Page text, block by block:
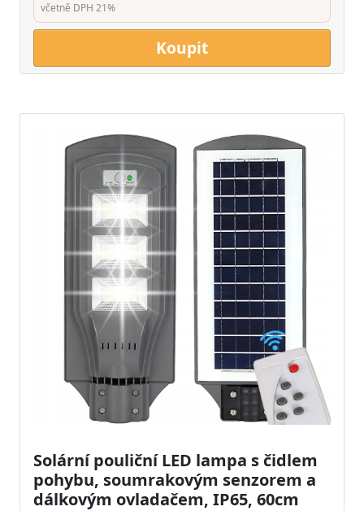
včetně DPH 21%
Koupit
Solární pouliční LED lampa s čidlem
pohybu, soumrakovým senzorem a
dálkovým ovladačem, IP65, 60cm